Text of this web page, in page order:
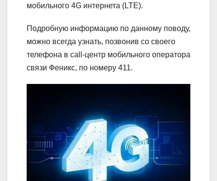
мобильного 4G интернета (LTE).
Подробную информацию по данному поводу,
можно всегда узнать, позвонив со своего
телефона в call-центр мобильного оператора
связи Феникс, по номеру 411.